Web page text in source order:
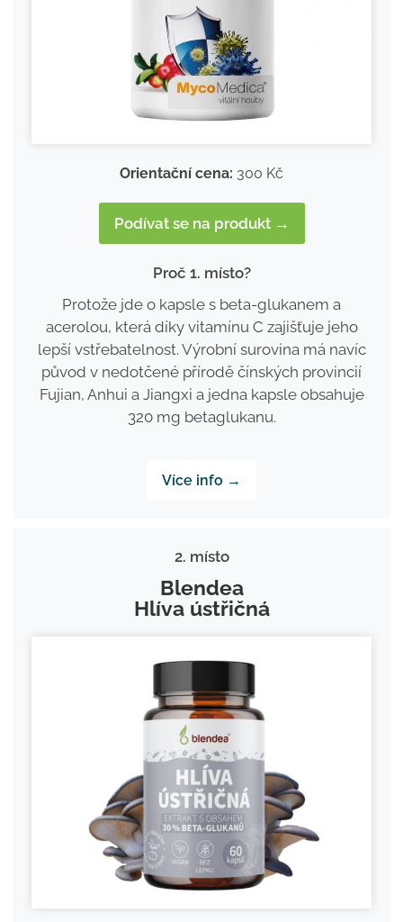
Orientační cena: 300 Kč
Podívat se na produkt →
Proč 1. místo?
Protože jde o kapsle s beta-glukanem a
acerolou, která díky vitamínu C zajišťuje jeho
lepší vstřebatelnost. Výrobní surovina má navíc
původ v nedotčené přírodě čínských provincií
Fujian, Anhui a Jiangxi a jedna kapsle obsahuje
320 mg betaglukanu.
Více info →
2. místo
Blendea
Hlíva ústřičná